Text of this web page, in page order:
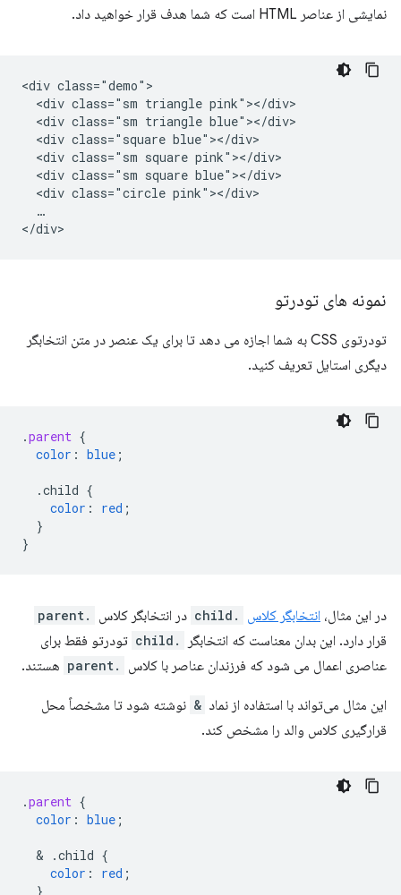
نمایشی از عناصر HTML است که شما هدف قرار خواهید داد.
<div class="demo">
  <div class="sm triangle pink"></div>
  <div class="sm triangle blue"></div>
  <div class="square blue"></div>
  <div class="sm square pink"></div>
  <div class="sm square blue"></div>
  <div class="circle pink"></div>
  …
نمونه های تودرتو
تودرتوی CSS به شما اجازه می دهد تا برای یک عنصر در متن انتخابگر
دیگری استایل تعریف کنید.
.parent {
color : blue ;
.child {
color : red ;
}
}
در این مثال، انتخابگر کلاس .child در انتخابگر کلاس .parent
قرار دارد. این بدان معناست که انتخابگر .child
تودرتو فقط برای
عناصری اعمال می شود که فرزندان عناصر با کلاس
.parent هستند.
این مثال می‌تواند با استفاده از نماد & نوشته شود تا مشخصاً محل
قرارگیری کلاس والد را مشخص کند.
.parent {
color : blue ;
  &
.child {
color : red ;
}